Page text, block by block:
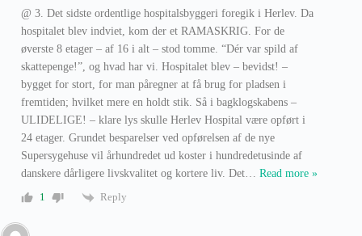
@ 3. Det sidste ordentlige hospitalsbyggeri foregik i Herlev. Da
hospitalet blev indviet, kom der et RAMASKRIG. For de
øverste 8 etager – af 16 i alt – stod tomme. “Dér var spild af
skattepenge!”, og hvad har vi. Hospitalet blev – bevidst! –
bygget for stort, for man påregner at få brug for pladsen i
fremtiden; hvilket mere en holdt stik. Så i bagklogskabens –
ULIDELIGE! – klare lys skulle Herlev Hospital være opført i
24 etager. Grundet besparelser ved opførelsen af de nye
Supersygehuse vil århundredet ud koster i hundredetusinde af
danskere dårligere livskvalitet og kortere liv. Det
Read more »
1
Reply